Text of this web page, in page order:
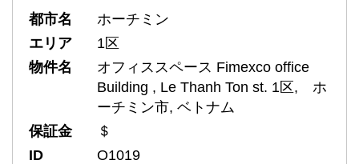
都市名
ホーチミン
エリア
1区
物件名
オフィススペース Fimexco office
Building , Le Thanh Ton st. 1区, ホ
ーチミン市, ベトナム
保証金
＄
ID
O1019